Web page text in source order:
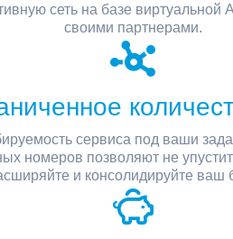
сеть на базе виртуальной
своими партнерами.
сервиса под ваши
номеров позволяют не
и консолидируйте ваш